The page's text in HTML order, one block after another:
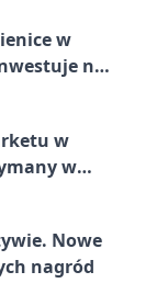
w
na
w
w
Nowe
nagród